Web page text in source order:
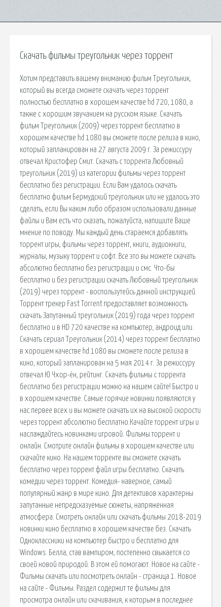
Скачать фильмы треугольник через торрент
Хотим представить вашему вниманию фильм Треугольник,
который вы всегда сможете скачать через торрент
полностью бесплатно в хорошем качестве hd 720, 1080, а
также с хорошим звучанием на русском языке. Скачать
фильм Треугольник (2009) через торрент бесплатно в
хорошем качестве hd 1080 вы сможете после релиза в кино,
который запланирован на 27 августа 2009 г. За режиссуру
отвечал Кристофер Смит. Скачать с торрента Любовный
треугольник (2019) из категории фильмы через торрент
бесплатно без регистрации. Если Вам удалось скачать
бесплатно фильм Бермудский треугольник или не удалось это
сделать, если Вы каким либо образом использовали данные
файлы и Вам есть что сказать, пожалуйста, напишите Ваше
мнение по поводу. Мы каждый день стараемся добавлять
торрент игры, фильмы через торрент, книги, аудиокниги,
журналы, музыку торрент и софт. Все это вы можете скачать
абсолютно бесплатно без регистрации и смс. Что-бы
бесплатно и без регистрации скачать Любовный треугольник
(2019) через торрент - воспользутейсь данной инструкцией.
Торрент трекер Fast Torrent предоставляет возможность
скачать Запутанный треугольник (2019) года через торрент
бесплатно и в HD 720 качестве на компьютер, андроид или.
Скачать сериал Треугольник (2014) через торрент бесплатно
в хорошем качестве hd 1080 вы сможете после релиза в
кино, который запланирован на 5 мая 2014 г. За режиссуру
отвечал Ю Чхор-ён, рейтинг. Скачать фильмы с торрента
бесплатно без регистрации можно на нашем сайте! Быстро и
в хорошем качестве. Самые горячие новинки появляются у
нас первее всех и вы можете скачать их на высокой скорости
через торрент абсолютно бесплатно.Качайте торрент игры и
наслаждайтесь новинками игровой. Фильмы торрент и
онлайн. Смотрите онлайн фильмы в хорошем качестве или
скачайте кино. На нашем торренте вы сможете скачать
бесплатно через торрент файл игры бесплатно. Скачать
комедии через торрент. Комедия- наверное, самый
популярный жанр в мире кино. Для детективов характерны
запутанные непредсказуемые сюжеты, напряженная
атмосфера. Смотреть онлайн или скачать фильмы 2018-2019
новинки кино бесплатно в хорошем качестве без. Скачать
Одноклассники на компьютер быстро и бесплатно для
Windows. Белла, став вампиром, постепенно свыкается со
своей новой природой. В этом ей помогают. Новое на сайте -
Фильмы скачать или посмотреть онлайн - страница 1. Новое
на сайте - Фильмы. Раздел содержит те фильмы для
просмотра онлайн или скачивания, к которым в последнее